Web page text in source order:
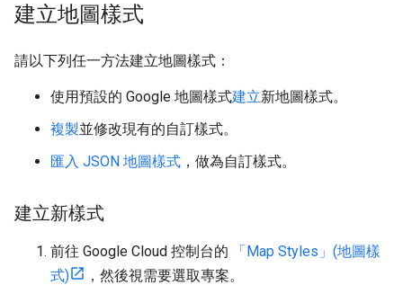
建立地圖樣式
請以下列任一方法建立地圖樣式：
使用預設的 Google 地圖樣式建立新地圖樣式。
複製並修改現有的自訂樣式。
匯入 JSON 地圖樣式 ，做為自訂樣式。
建立新樣式
前往 Google Cloud 控制台的 「Map Styles」(地圖樣
式)
，然後視需要選取專案。